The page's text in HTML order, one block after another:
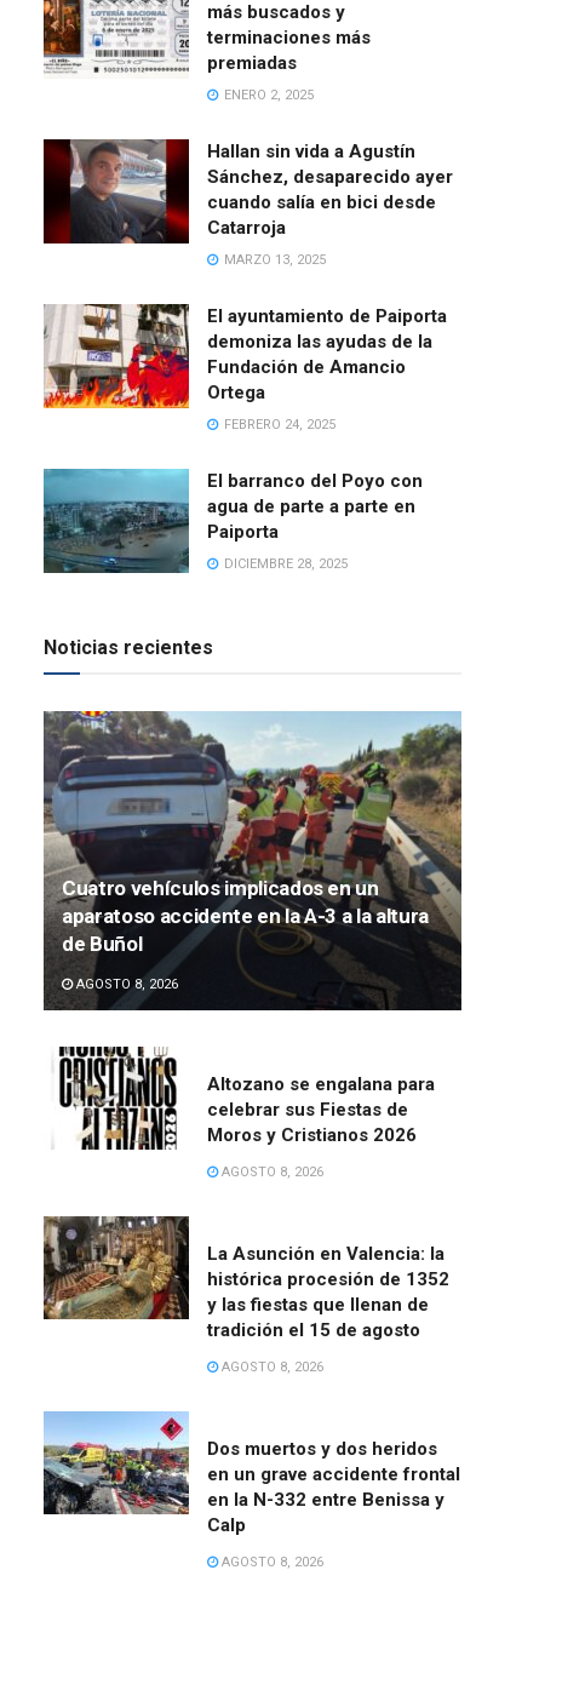
más buscados y
terminaciones más
premiadas
ENERO 2, 2025
Hallan sin vida a Agustín
Sánchez, desaparecido ayer
cuando salía en bici desde
Catarroja
MARZO 13, 2025
El ayuntamiento de Paiporta
demoniza las ayudas de la
Fundación de Amancio
Ortega
FEBRERO 24, 2025
El barranco del Poyo con
agua de parte a parte en
Paiporta
DICIEMBRE 28, 2025
Noticias recientes
Cuatro vehículos implicados en un
aparatoso accidente en la A-3 a la altura
de Buñol
AGOSTO 8, 2026
Altozano se engalana para
celebrar sus Fiestas de
Moros y Cristianos 2026
AGOSTO 8, 2026
La Asunción en Valencia: la
histórica procesión de 1352
y las fiestas que llenan de
tradición el 15 de agosto
AGOSTO 8, 2026
Dos muertos y dos heridos
en un grave accidente frontal
en la N-332 entre Benissa y
Calp
AGOSTO 8, 2026